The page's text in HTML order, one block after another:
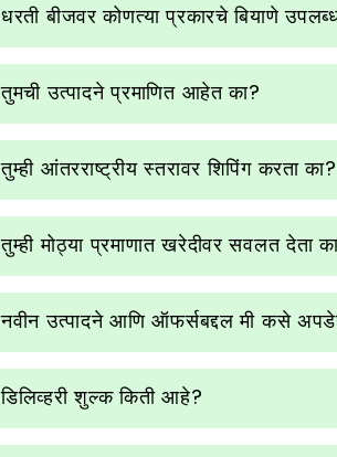
धरती बीजवर कोणत्या प्रकारचे बियाणे
तुमची उत्पादने प्रमाणित आहेत का?
तुम्ही आंतरराष्ट्रीय स्तरावर शिपिंग करता का?
तुम्ही मोठ्या प्रमाणात खरेदीवर सवलत देता
नवीन उत्पादने आणि ऑफर्सबद्दल मी कसे
डिलिव्हरी शुल्क किती आहे?